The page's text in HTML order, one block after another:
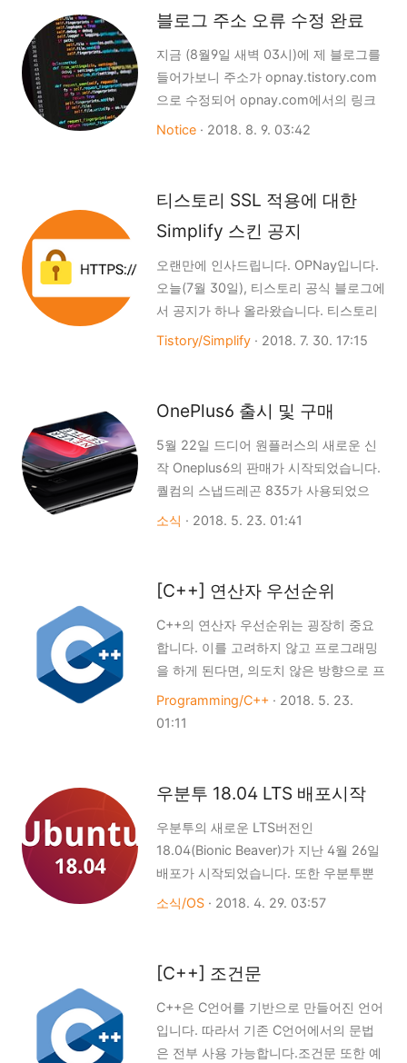
주소 뿐만 아니라 CNAME을 이용한 개
인이 구매한 도메인에서도 적용이 가능
합니다. 적용방법은 다음과 같고, 개인 도
메인에서도 이와 같은 방법으로 적용이
가능합니다. ※ 개인 도메인은 바로 적용
되지않고 약 1 ~ 10분 정도의 대기가 필
속합니다.2. 좌측 메뉴에서 "관리 - 블로
확인해 "보안접속 사용가능"을 확인합니
다. 4. 보안 접속을 "사용합니..
블로그 주소 오류 수정 완료
지금 (8월9일 새벽 03시)에 제 블로그를
들어가보니 주소가 opnay.tistory.com
으로 수정되어 opnay.com에서의 링크
가 깨져있더라구요...ㅠㅠ
못 설정한 문제였습니다.티스토리의
CNAME주소는 hosts.tistory.io /
blog.tistory.com. 두가지이며, 제가 설
정했던건 저 2가지가아닌
hosts.tistory.com(짬뽕...ㅋ;;;;)이였더
라구요...예전에 hosts.tistory.io주소가
.com으로 설정하라는 공지가있었는데
장주소가 아니라 삭제되었고 그러면서
제 블..
Notice · 2018. 8. 9. 03:42
티스토리 SSL 적용에 대한
Simplify 스킨 공지
오랜만에 인사드립니다. OPNay입니다.
오늘(7월 30일), 티스토리 공식 블로그에
서 공지가 하나 올라왔습니다. 티스토리
가 드. 디. 어. SSL 적용을 한다는 공지입
는 http://로 시작하는 주소였지만, SSL
을 적용시키면, https://라는 보안 프로토
콜 주소를 사용하게 됩니다. 또한 서버
(서비스 공급자)와 클라이언트(사용자)간
의 모든 통신내용(파일 전송, 수신)이 암
호화 되고, 현재 접속한 페이지가 실제 페
(tistory.com), 로그인 페이지 그리고 관
주소/manage)는 적용된 상태이고, 공..
Tistory/Simplify · 2018. 7. 30. 17:15
OnePlus6 출시 및 구매
5월 22일 드디어 원플러스의 새로운 신
작 Oneplus6의 판매가 시작되었습니다.
퀄컴의 스냅드레곤 835가 사용되었으
며, 64GB모델은 램 6GB, 128GB /
랙, 실크 화이트 총3가지 이나, 실크 화이
트는 아직 구매가 불가능합니다. 구매는
원플러스 홈페이지에서 구매가 가능하
며, 가격은 $529부터 시작됩니다.
Mirror Black 가격 Midnight Black 가격
6GB RAM / 64GB 내장 메모리 $529.00
8GB RAM / 128GB 내장 메모리
모리 $629.00 OnePlus6 구매하기
소식 · 2018. 5. 23. 01:41
[C++] 연산자 우선순위
C++의 연산자 우선순위는 굉장히 중요
합니다. 이를 고려하지 않고 프로그래밍
을 하게 된다면, 의도치 않은 방향으로 프
로그램이 진행될 수 있으며, 버그를 일으
키거나, 극단적으로는 프로그램이 멈추
는 많아서, 외우는 것보다는 오류나, 논리
적인 오류가 발생했을 때 참고하는 정도
로 하시는게 좋습니다. 또한, C++을 자주
사용하시다보면 자연스럽게 외워지는게
연산자 우선순위입니다. 우선순위는 그
룹별로 나뉘며, 그룹중 1그룹이 가장 먼
R-L(오른쪽에서 왼쪽) 연산은 극히 일부
룹:: 없음 범위 연산자 2그룹. 또는 -> L..
Programming/C++ · 2018. 5. 23.
01:11
우분투 18.04 LTS 배포시작
우분투의 새로운 LTS버전인
18.04(Bionic Beaver)가 지난 4월 26일
배포가 시작되었습니다. 또한 우분투뿐
만 아니라 우분투를 기반으로한 각종 커
배포를 시작했습니다. 이전 LTS 버전이
었던 16.04와는 외적이나, 내적으로 많
은 사항이 변경되었으며, 17.10에서 이미
알려졌던 GNOME데스크톱이 적용되고,
Ubuntu 테마가 적용되었습니다. 기존의
소식/OS · 2018. 4. 29. 03:57
[C++] 조건문
C++은 C언어를 기반으로 만들어진 언어
입니다. 따라서 기존 C언어에서의 문법
은 전부 사용 가능합니다.조건문 또한 예